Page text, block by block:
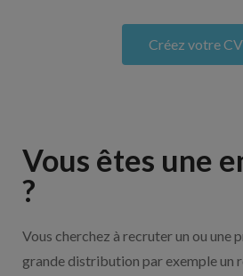
Créez votre
Vous êtes une
?
Vous cherchez à recruter un ou une
grande distribution par exemple un